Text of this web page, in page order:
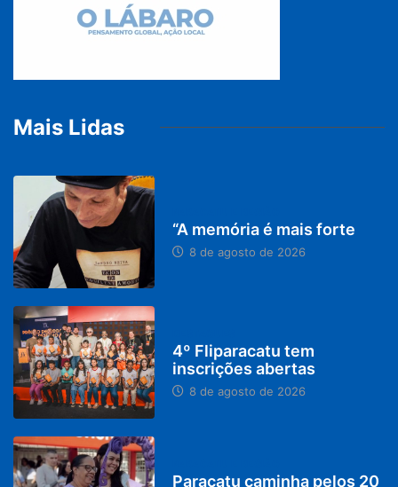
Mais Lidas
“A memória é mais forte
8 de agosto de 2026
4º Fliparacatu tem
inscrições abertas
8 de agosto de 2026
Paracatu caminha pelos 20